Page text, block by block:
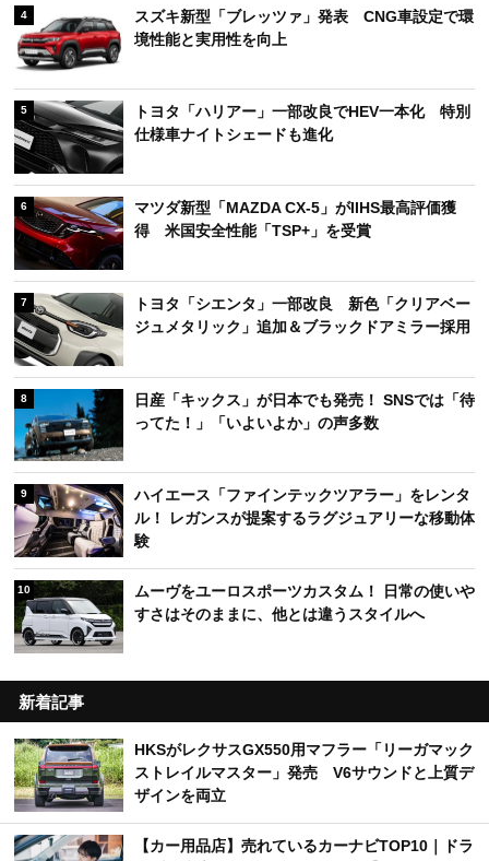
4
スズキ新型「ブレッツァ」発表 CNG車設定で環
境性能と実用性を向上
5
トヨタ「ハリアー」一部改良でHEV一本化 特別
仕様車ナイトシェードも進化
6
マツダ新型「MAZDA CX-5」がIIHS最高評価獲
得 米国安全性能「TSP+」を受賞
7
トヨタ「シエンタ」一部改良 新色「クリアベー
ジュメタリック」追加＆ブラックドアミラー採用
8
日産「キックス」が日本でも発売！ SNSでは「待
ってた！」「いよいよか」の声多数
9
ハイエース「ファインテックツアラー」をレンタ
ル！ レガンスが提案するラグジュアリーな移動体
験
10
ムーヴをユーロスポーツカスタム！ 日常の使いや
すさはそのままに、他とは違うスタイルへ
新着記事
HKSがレクサスGX550用マフラー「リーガマック
ストレイルマスター」発売 V6サウンドと上質デ
ザインを両立
【カー用品店】売れているカーナビTOP10｜ドラ